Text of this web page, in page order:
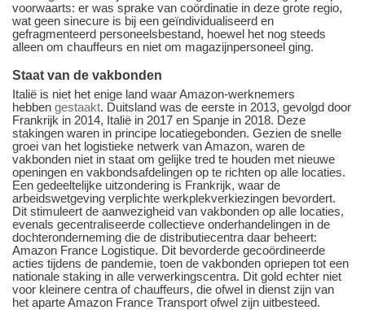
voorwaarts: er was sprake van coördinatie in deze grote regio,
wat geen sinecure is bij een geïndividualiseerd en
gefragmenteerd personeelsbestand, hoewel het nog steeds
alleen om chauffeurs en niet om magazijnpersoneel ging.
Staat van de vakbonden
Italië is niet het enige land waar Amazon-werknemers
hebben gestaakt. Duitsland was de eerste in 2013, gevolgd door
Frankrijk in 2014, Italië in 2017 en Spanje in 2018. Deze
stakingen waren in principe locatiegebonden. Gezien de snelle
groei van het logistieke netwerk van Amazon, waren de
vakbonden niet in staat om gelijke tred te houden met nieuwe
openingen en vakbondsafdelingen op te richten op alle locaties.
Een gedeeltelijke uitzondering is Frankrijk, waar de
arbeidswetgeving verplichte werkplekverkiezingen bevordert.
Dit stimuleert de aanwezigheid van vakbonden op alle locaties,
evenals gecentraliseerde collectieve onderhandelingen in de
dochteronderneming die de distributiecentra daar beheert:
Amazon France Logistique. Dit bevorderde gecoördineerde
acties tijdens de pandemie, toen de vakbonden opriepen tot een
nationale staking in alle verwerkingscentra. Dit gold echter niet
voor kleinere centra of chauffeurs, die ofwel in dienst zijn van
het aparte Amazon France Transport ofwel zijn uitbesteed.